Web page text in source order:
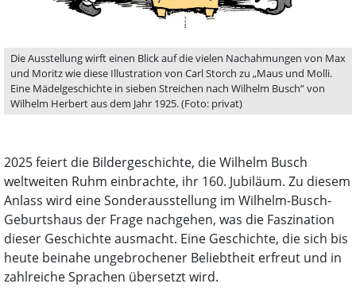
Die Ausstellung wirft einen Blick auf die vielen Nachahmungen von Max
und Moritz wie diese Illustration von Carl Storch zu „Maus und Molli.
Eine Mädelgeschichte in sieben Streichen nach Wilhelm Busch” von
Wilhelm Herbert aus dem Jahr 1925. (Foto: privat)
2025 feiert die Bildergeschichte, die Wilhelm Busch
weltweiten Ruhm einbrachte, ihr 160. Jubiläum. Zu diesem
Anlass wird eine Sonderausstellung im Wilhelm-Busch-
Geburtshaus der Frage nachgehen, was die Faszination
dieser Geschichte ausmacht. Eine Geschichte, die sich bis
heute beinahe ungebrochener Beliebtheit erfreut und in
zahlreiche Sprachen übersetzt wird.